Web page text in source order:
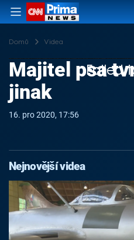
Domů Videa
Failed
Majitel psa
jinak
16. pro 2020, 17:56
Nejnovější videa